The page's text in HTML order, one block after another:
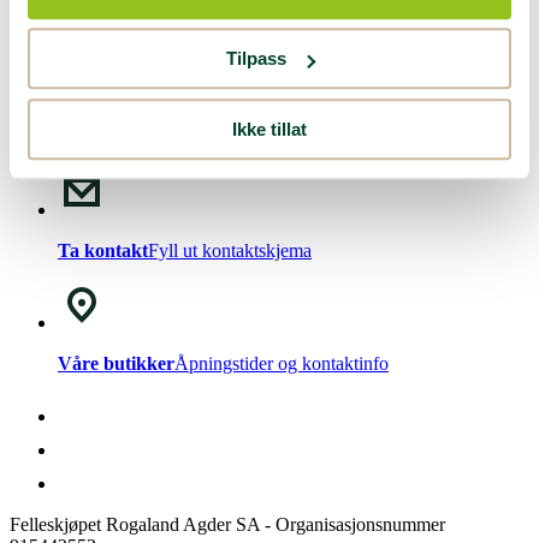
Tilpass
Ikke tillat
Nyhetsbrev!Meld deg på vårtnyhetsbrev.
Mandag - Fredag kl. 08-15
Ta kontaktFyll ut kontaktskjema
Våre butikkerÅpningstider og kontaktinfo
Felleskjøpet Rogaland Agder SA - Organisasjonsnummer